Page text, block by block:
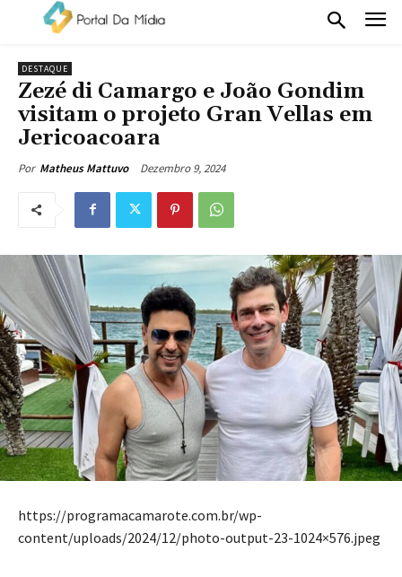
DESTAQUE
Zezé di Camargo e João Gondim
visitam o projeto Gran Vellas em
Jericoacoara
Por Matheus Mattuvo Dezembro 9, 2024
https://programacamarote.com.br/wp-
content/uploads/2024/12/photo-output-23-1024×576.jpeg